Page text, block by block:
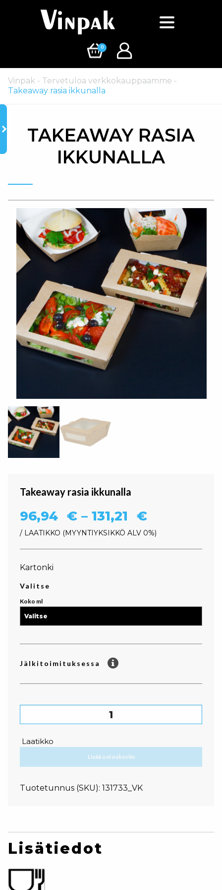
0
Vinpak - Tervetuloa verkkokauppaamme -
Takeaway rasia ikkunalla
TAKEAWAY RASIA
IKKUNALLA
Takeaway rasia ikkunalla
96,94 € – 131,21 €
/ LAATIKKO MYYNTIYKSIKKÖ ALV 0%
Kartonki
Valitse
Koko ml
Jälkitoimituksessa
Takeaway rasia ikkunalla määrä
Laatikko
Lisää ostoskoriin
Tuotetunnus (SKU): 131733_VK
Lisätiedot